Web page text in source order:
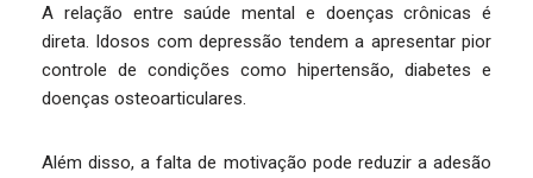
A relação entre saúde mental e doenças crônicas é
direta. Idosos com depressão tendem a apresentar pior
controle de condições como hipertensão, diabetes e
doenças osteoarticulares.
Além disso, a falta de motivação pode reduzir a adesão